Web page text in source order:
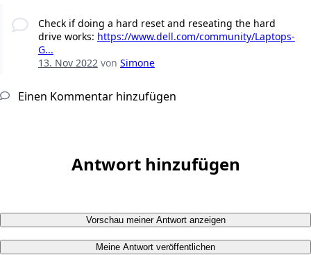
Check if doing a hard reset and reseating the hard
drive works: https://www.dell.com/community/Laptops-
G...
13. Nov 2022von Simone
Einen Kommentar hinzufügen
Antwort hinzufügen
Vorschau meiner Antwort anzeigen
Meine Antwort veröffentlichen